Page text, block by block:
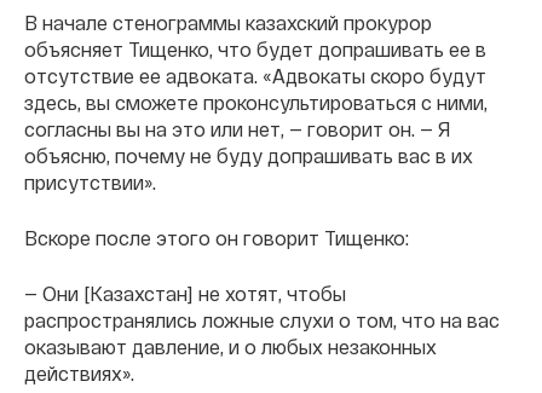
В начале стенограммы казахский прокурор
объясняет Тищенко, что будет допрашивать ее в
отсутствие ее адвоката. «Адвокаты скоро будут
здесь, вы сможете проконсультироваться с ними,
согласны вы на это или нет, — говорит он. — Я
объясню, почему не буду допрашивать вас в их
присутствии».
Вскоре после этого он говорит Тищенко:
— Они [Казахстан] не хотят, чтобы
распространялись ложные слухи о том, что на вас
оказывают давление, и о любых незаконных
действиях».